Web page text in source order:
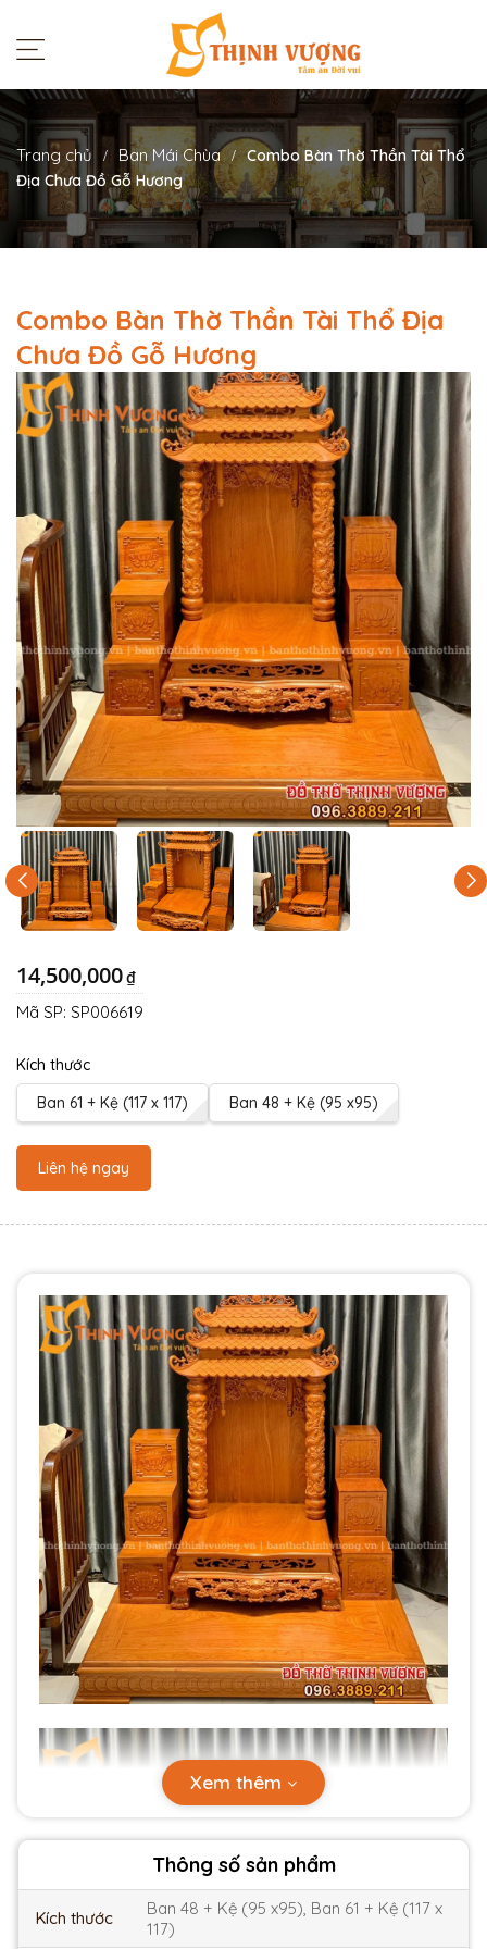
Trang chủ Ban Mái Chùa
Combo Bàn Thờ Thần Tài Thổ
Địa Chưa Đồ Gỗ Hương
Combo Bàn Thờ Thần Tài Thổ Địa
Chưa Đồ Gỗ Hương
14,500,000₫
Kích thước
Ban 61 + Kệ (117 x 117)
Ban 48 + Kệ (95 x95)
Liên hệ ngay
Mã SP: SP006619
Thông số sản phẩm
Kích thước
Ban 48 + Kệ (95 x95), Ban 61 + Kệ (117 x
117)
Xem thêm